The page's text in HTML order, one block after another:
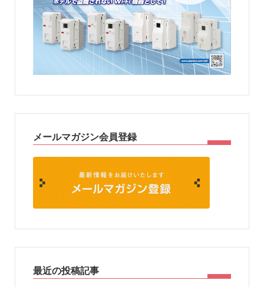
メールマガジン会員登録
最近の投稿記事